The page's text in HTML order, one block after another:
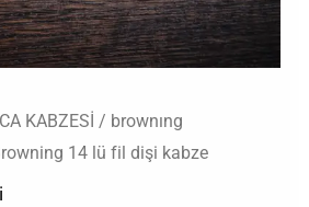
KABZESİ / brownıng
14 lü fil dişi kabze